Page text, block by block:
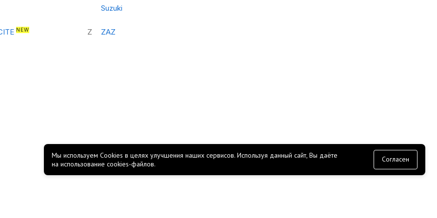
Мы используем Cookies в целях улучшения наших сервисов. Используя данный сайт, Вы даёте
на использование cookies-файлов.
Согласен
Suzuki
NEW Z ZAZ